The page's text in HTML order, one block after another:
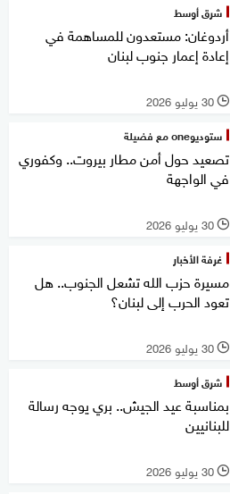
شرق أوسط
أردوغان: مستعدون للمساهمة في
إعادة إعمار جنوب لبنان
l 30 يوليو 2026
ستوديوone مع فضيلة
تصعيد حول أمن مطار بيروت.. وكفوري
في الواجهة
l 30 يوليو 2026
غرفة الأخبار
مسيرة حزب الله تشعل الجنوب.. هل
تعود الحرب إلى لبنان؟
l 30 يوليو 2026
شرق أوسط
بمناسبة عيد الجيش.. بري يوجه رسالة
للبنانيين
l 30 يوليو 2026